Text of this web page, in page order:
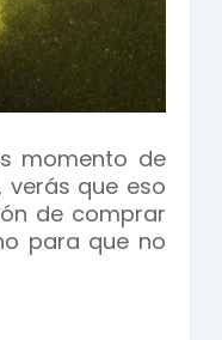
momento de
verás que eso
de comprar
para que no